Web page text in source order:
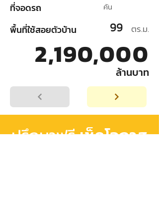
ที่จอดรถ
คัน
พื้นที่ใช้สอยตัวบ้าน 99 ตร.ม.
2,190,000
ล้านบาท
ปรึกษาฟรีเช็คโอกาส